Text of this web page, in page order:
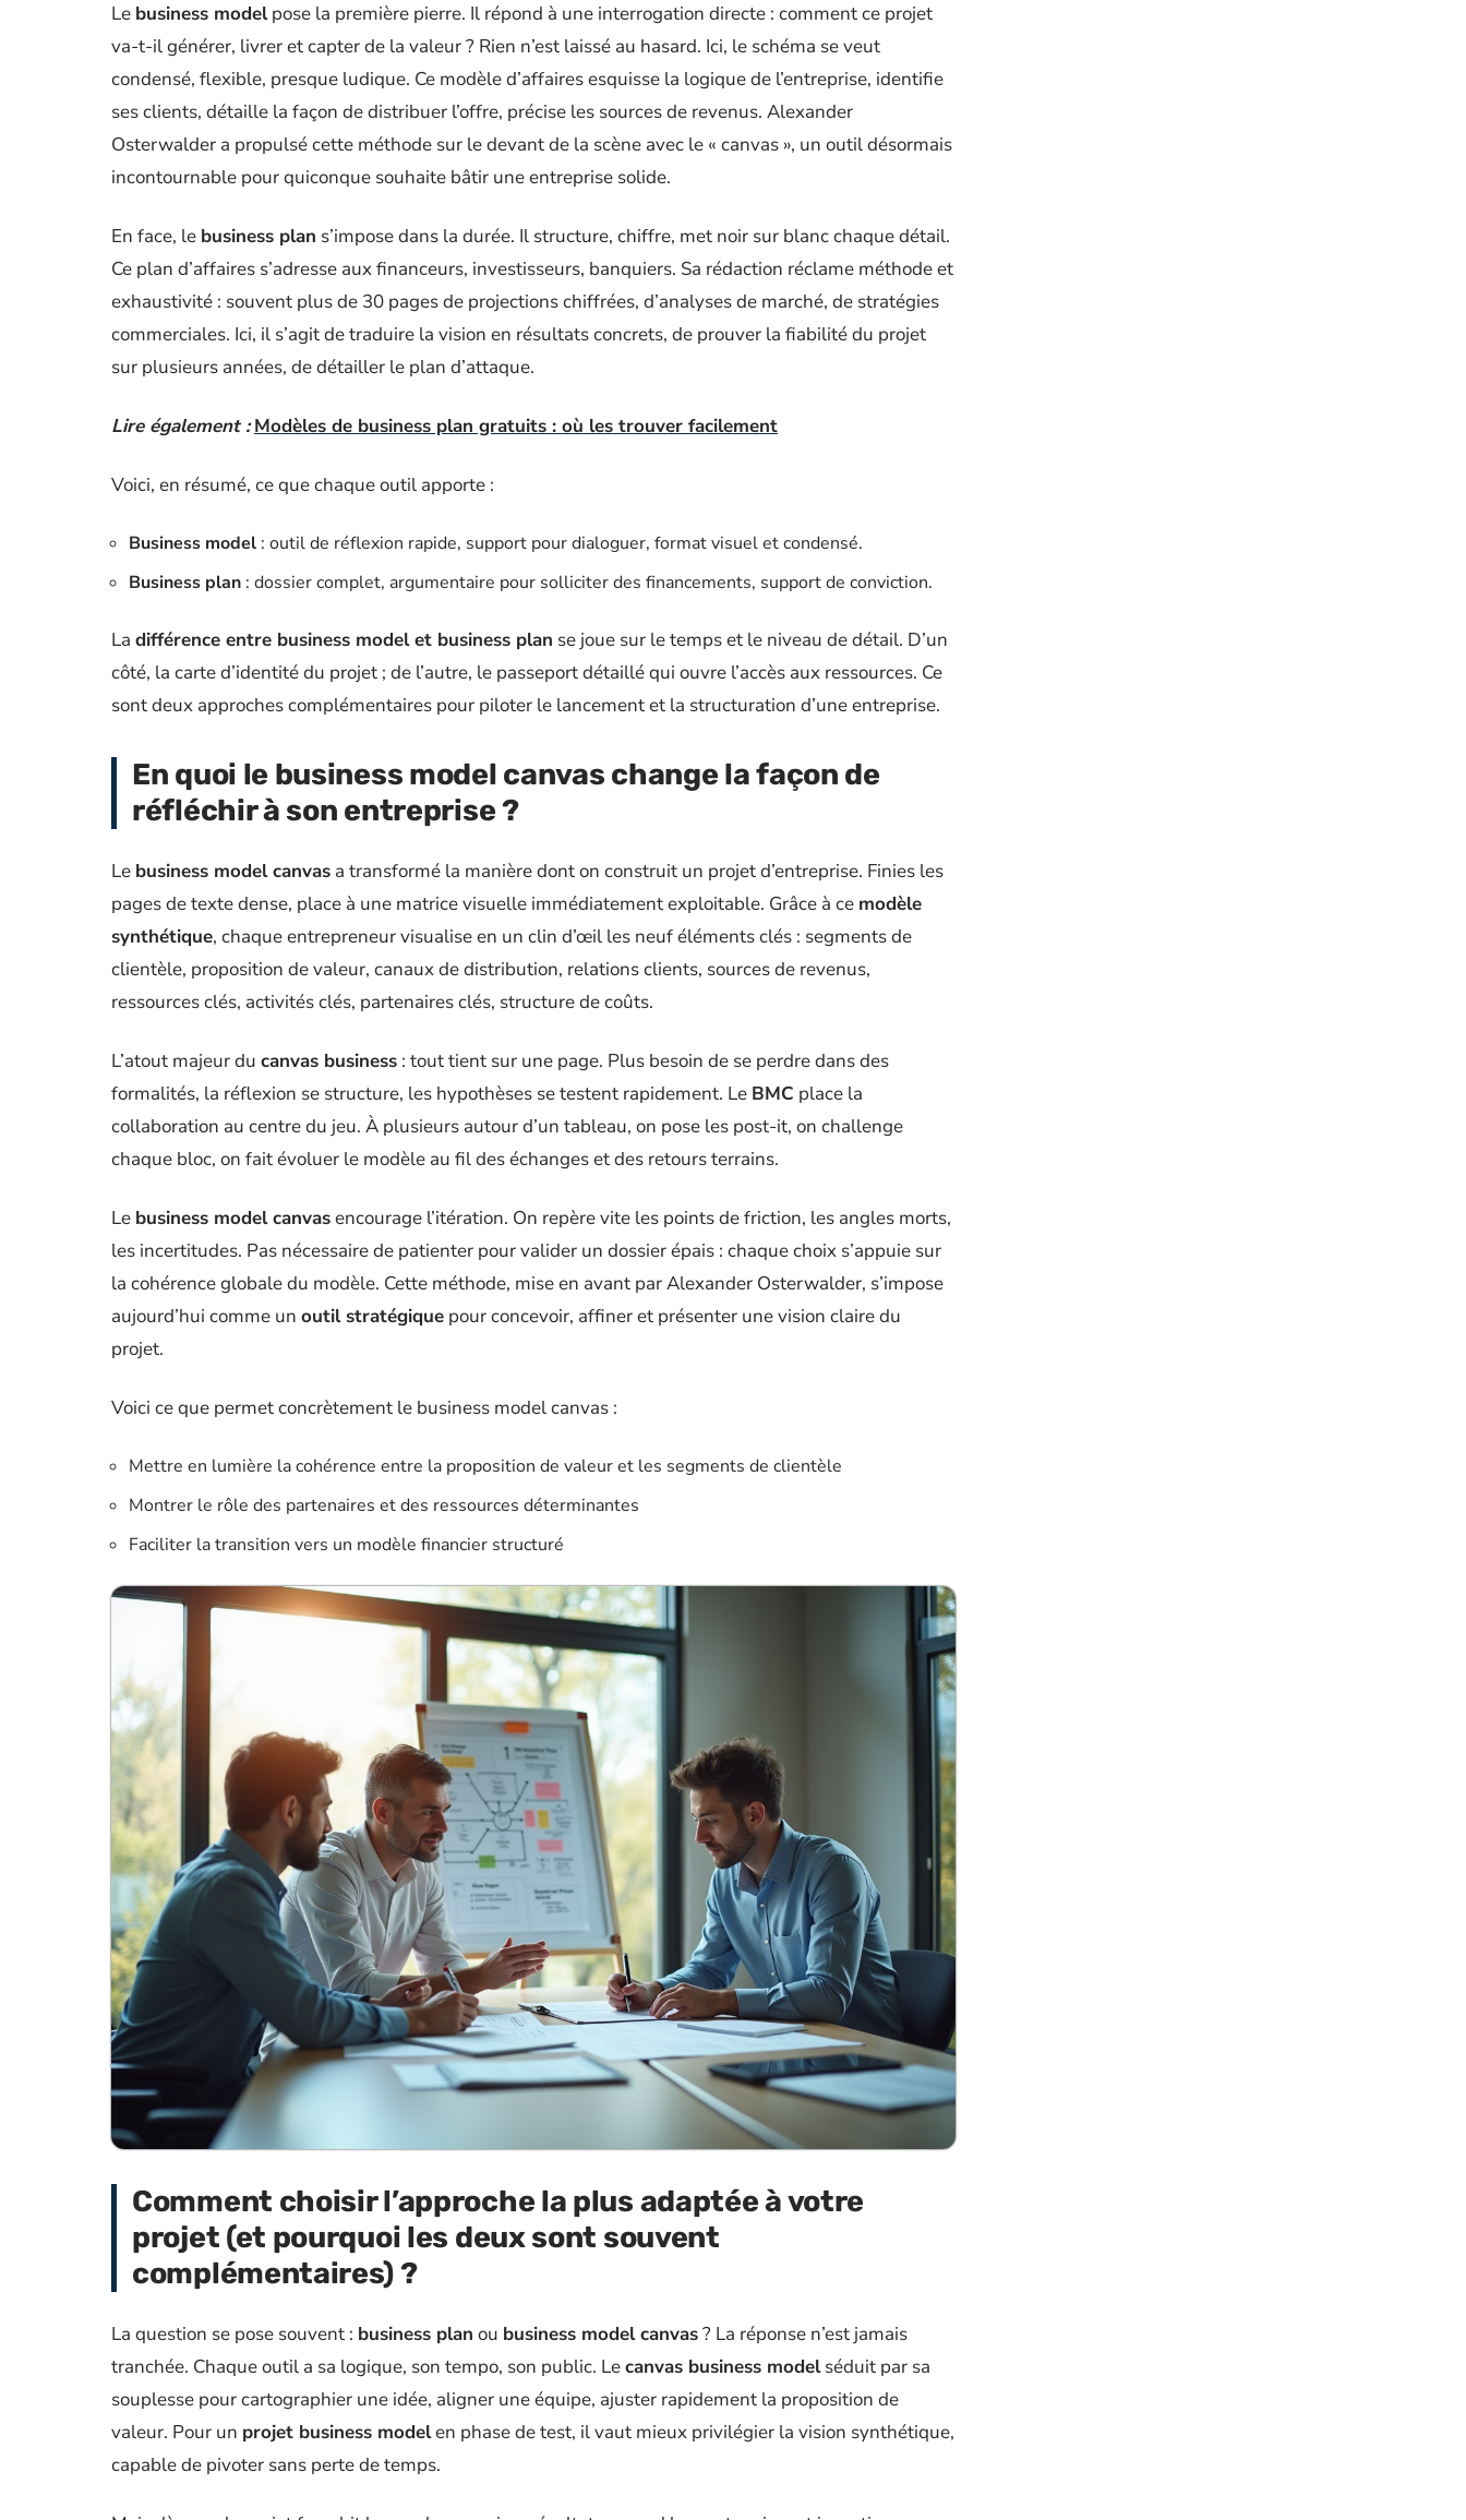
Le business modelpose la première pierre. Il répond à une interrogation directe : comment ce projet
va-t-il générer, livrer et capter de la valeur ? Rien n’est laissé au hasard. Ici, le schéma se veut
condensé, flexible, presque ludique. Ce modèle d’affaires esquisse la logique de l’entreprise, identifie
ses clients, détaille la façon de distribuer l’offre, précise les sources de revenus. Alexander
Osterwalder a propulsé cette méthode sur le devant de la scène avec le « canvas », un outil désormais
incontournable pour quiconque souhaite bâtir une entreprise solide.
En face, le business plan s’impose dans la durée. Il structure, chiffre, met noir sur blanc chaque détail.
Ce plan d’affaires s’adresse aux financeurs, investisseurs, banquiers. Sa rédaction réclame méthode et
exhaustivité : souvent plus de 30 pages de projections chiffrées, d’analyses de marché, de stratégies
commerciales. Ici, il s’agit de traduire la vision en résultats concrets, de prouver la fiabilité du projet
sur plusieurs années, de détailler le plan d’attaque.
Lire également : Modèles de business plan gratuits : où les trouver facilement
Voici, en résumé, ce que chaque outil apporte :
Business model : outil de réflexion rapide, support pour dialoguer, format visuel et condensé.
Business plan : dossier complet, argumentaire pour solliciter des financements, support de conviction.
La différence entre business model et business plan se joue sur le temps et le niveau de détail. D’un
côté, la carte d’identité du projet ; de l’autre, le passeport détaillé qui ouvre l’accès aux ressources. Ce
sont deux approches complémentaires pour piloter le lancement et la structuration d’une entreprise.
En quoi le business model canvas change la façon de
réfléchir à son entreprise ?
Le business model canvas a transformé la manière dont on construit un projet d’entreprise. Finies les
pages de texte dense, place à une matrice visuelle immédiatement exploitable. Grâce à ce modèle
synthétique, chaque entrepreneur visualise en un clin d’œil les neuf éléments clés : segments de
clientèle, proposition de valeur, canaux de distribution, relations clients, sources de revenus,
ressources clés, activités clés, partenaires clés, structure de coûts.
L’atout majeur du canvas business : tout tient sur une page. Plus besoin de se perdre dans des
formalités, la réflexion se structure, les hypothèses se testent rapidement. Le BMC place la
collaboration au centre du jeu. À plusieurs autour d’un tableau, on pose les post-it, on challenge
chaque bloc, on fait évoluer le modèle au fil des échanges et des retours terrains.
Le business model canvasencourage l’itération. On repère vite les points de friction, les angles morts,
les incertitudes. Pas nécessaire de patienter pour valider un dossier épais : chaque choix s’appuie sur
la cohérence globale du modèle. Cette méthode, mise en avant par Alexander Osterwalder, s’impose
aujourd’hui comme un outil stratégique pour concevoir, affiner et présenter une vision claire du
projet.
Voici ce que permet concrètement le business model canvas :
Mettre en lumière la cohérence entre la proposition de valeur et les segments de clientèle
Montrer le rôle des partenaires et des ressources déterminantes
Faciliter la transition vers un modèle financier structuré
Comment choisir l’approche la plus adaptée à votre
projet (et pourquoi les deux sont souvent
complémentaires) ?
La question se pose souvent : business plan ou business model canvas? La réponse n’est jamais
tranchée. Chaque outil a sa logique, son tempo, son public. Lecanvas business modelséduit par sa
souplesse pour cartographier une idée, aligner une équipe, ajuster rapidement la proposition de
valeur. Pour un projet business modelen phase de test, il vaut mieux privilégier la vision synthétique,
capable de pivoter sans perte de temps.